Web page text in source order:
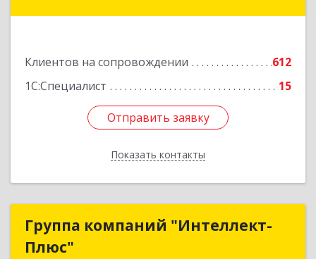
Клиентов на сопровождении
612
1С:Специалист
15
Отправить заявку
Показать контакты
Отправить заявку
Назад
Группа компаний "Интеллект-
Плюс"
Группа компаний "Интеллект-